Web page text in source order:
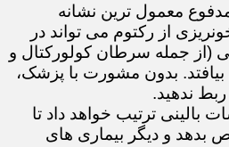
معمول ترین نشانه
از رکتوم می تواند در
(از جمله سرطان کولورکتال و
بدون مشورت با پزشک،
ندهید.
ترتیب خواهد داد تا
بدهد و دیگر بیماری های